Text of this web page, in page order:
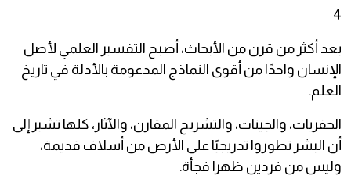
4
بعد أكثر من قرن من الأبحاث، أصبح التفسير العلمي لأصل
الإنسان واحدًا من أقوى النماذج المدعومة بالأدلة في تاريخ
العلم.
الحفريات، والجينات، والتشريح المقارن، والآثار، كلها تشير إلى
أن البشر تطوروا تدريجيًا على الأرض من أسلاف قديمة،
وليس من فردين ظهرا فجأة.